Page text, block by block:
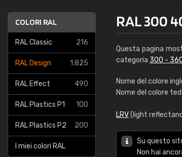
COLORI RAL
RAL Classic 216
RAL Design 1.825
RAL Effect 490
RAL Plastics P1 100
RAL Plastics P2 200
I miei colori RAL
RAL 300
Questa pagina
categoria 300 -
Nome del colore
Nome del colore
LRV(light
Su questo
Non hai